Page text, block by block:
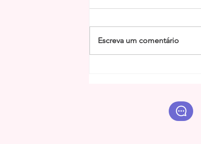
Escreva um comentário